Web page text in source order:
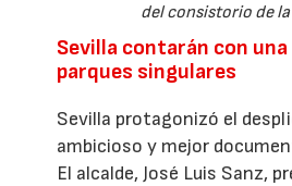
del consistorio de
Sevilla contarán con una
parques singulares
Sevilla protagonizó el
ambicioso y mejor
El alcalde, José Luis Sanz,